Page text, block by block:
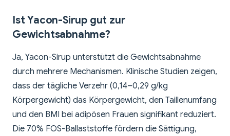
Ist Yacon-Sirup gut zur
Gewichtsabnahme?
Ja, Yacon-Sirup unterstützt die Gewichtsabnahme
durch mehrere Mechanismen. Klinische Studien zeigen,
dass der tägliche Verzehr (0,14–0,29 g/kg
Körpergewicht) das Körpergewicht, den Taillenumfang
und den BMI bei adipösen Frauen signifikant reduziert.
Die 70% FOS-Ballaststoffe fördern die Sättigung,